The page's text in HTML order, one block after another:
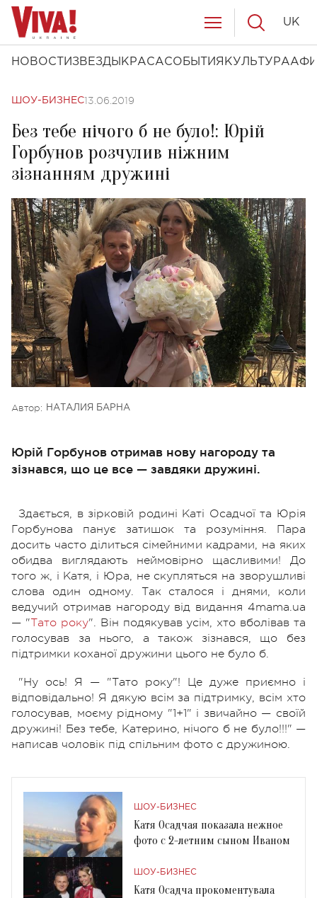
НОВОСТИ ЗВЕЗДЫ КРАСАСОБЫТИЯ КУЛЬТУРА
UK
ШОУ-БИЗНЕС13.06.2019
Без тебе нічого б не було!: Юрій
Горбунов розчулив ніжним
зізнанням дружині
Автор: НАТАЛИЯ БАРНА
Юрій Горбунов отримав нову нагороду та
зізнався, що це все — завдяки дружині.
Здається, в зірковій родині Каті Осадчої та Юрія
Горбунова панує затишок та розуміння. Пара
досить часто ділиться сімейними кадрами, на яких
обидва виглядають неймовірно щасливими! До
того ж, і Катя, і Юра, не скупляться на зворушливі
слова один одному. Так сталося і днями, коли
ведучий отримав нагороду від видання 4mama.ua
— "Тато року". Він подякував усім, хто вболівав та
голосував за нього, а також зізнався, що без
підтримки коханої дружини цього не було б.
"Ну ось! Я — "Тато року"! Це дуже приємно і
відповідально! Я дякую всім за підтримку, всім хто
голосував, моєму рідному "1+1" і звичайно — своїй
дружині! Без тебе, Катерино, нічого б не було!!!" —
написав чоловік під спільним фото с дружиною.
ШОУ-БИЗНЕС
Катя Осадчая показала нежное
фото с 2-летним сыном Иваном
ШОУ-БИЗНЕС
Катя Осадча прокоментувала